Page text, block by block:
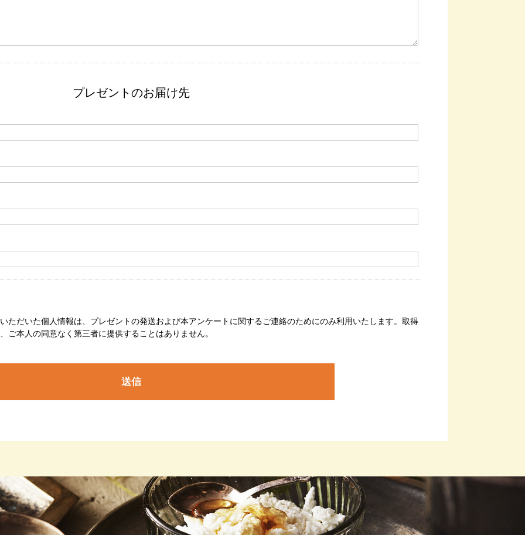
プレゼントのお届け先
ただいた個人情報は、プレゼントの発送および本アンケートに関するご連絡のためにのみ利用いたします。取得
ご本人の同意なく第三者に提供することはありません。